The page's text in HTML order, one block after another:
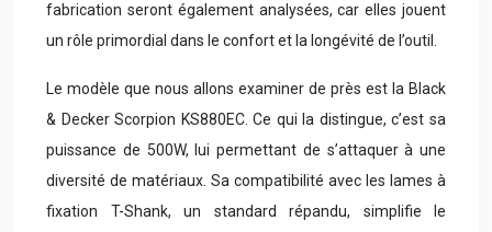
fabrication seront également analysées, car elles jouent
un rôle primordial dans le confort et la longévité de l’outil.
Le modèle que nous allons examiner de près est la Black
& Decker Scorpion KS880EC. Ce qui la distingue, c’est sa
puissance de 500W, lui permettant de s’attaquer à une
diversité de matériaux. Sa compatibilité avec les lames à
fixation T-Shank, un standard répandu, simplifie le